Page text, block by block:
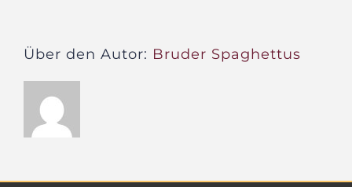
Über den Autor: Bruder Spaghettus